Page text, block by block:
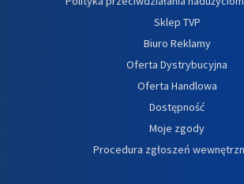
Sklep TVP
Biuro Reklamy
Oferta Dystrybucyjna
Oferta Handlowa
Dostępność
Moje zgody
Procedura zgłoszeń